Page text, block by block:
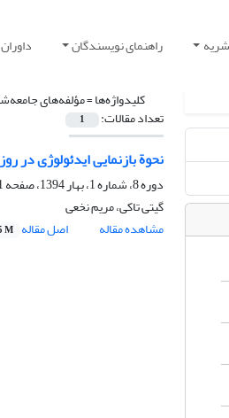
راهنمای نویسندگان داوران
کلیدواژه‌ها =مؤلفه‌های
تعداد مقالات: 1
نحوة بازنمایی ایدئولوژی در
دوره 8، شماره 1، بهار 1394، صفحه
گیتی تاکی، مریم نخعی
مشاهده مقاله
اصل مقاله M